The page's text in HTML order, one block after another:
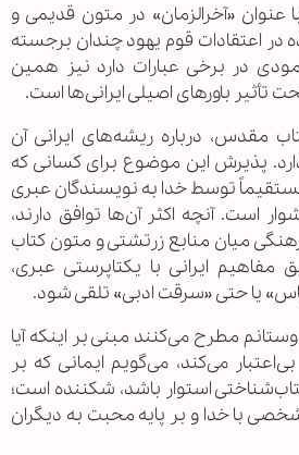
«آخرالزمان» در متون قدیمی و
اعتقادات قوم یهود چندان برجسته
در برخی عبارات دارد نیز همین
تأثیر باورهای اصیلی ایرانی‌ها است.
مقدس، درباره ریشه‌های ایرانی آن
پذیرش این موضوع برای کسانی که
توسط خدا به نویسندگان عبری
است. آنچه اکثر آن‌ها توافق دارند،
میان منابع زرتشتی و متون کتاب
ایرانی با یکتاپرستی عبری،
یا حتی «سرقت ادبی» تلقی شود.
مطرح می‌کنند مبنی بر اینکه آیا
می‌کند، می‌گویم ایمانی که بر
استوار باشد، شکننده است؛
شخصی با خدا و بر پایه محبت به دیگران